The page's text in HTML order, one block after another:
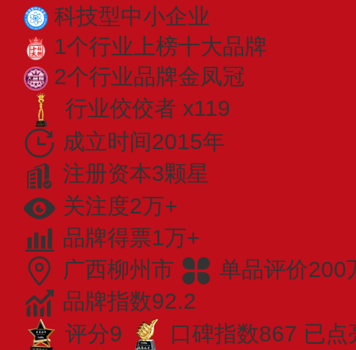
科技型中小企业
1个行业上榜十大品牌
2个行业品牌金凤冠
行业佼佼者 x119
成立时间2015年
注册资本3颗星
关注度2万+
品牌得票1万+
广西柳州市
单品评价200
品牌指数92.2
评分9
口碑指数867 已点